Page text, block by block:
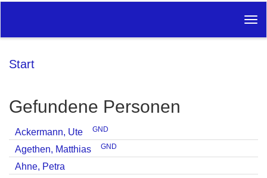
Start
Gefundene Personen
Ackermann, Ute GND
Agethen, Matthias GND
Ahne, Petra